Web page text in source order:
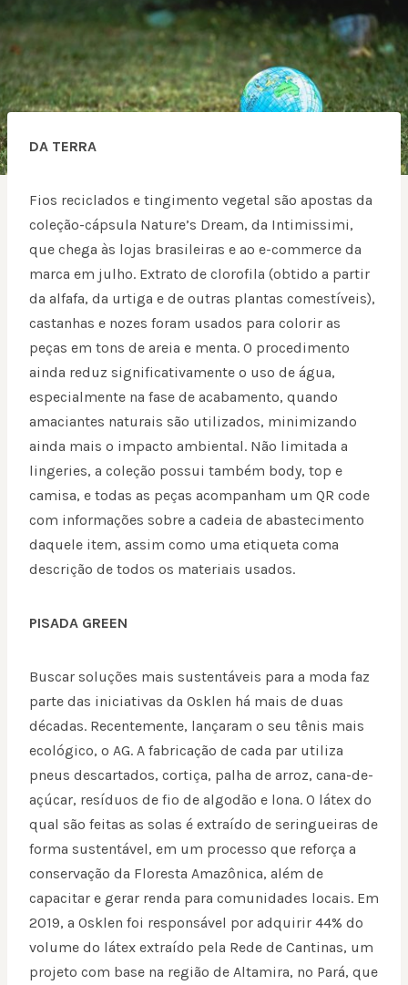
DA TERRA
Fios reciclados e tingimento vegetal são apostas da
coleção-cápsula Nature’s Dream, da Intimissimi,
que chega às lojas brasileiras e ao e-commerce da
marca em julho. Extrato de clorofila (obtido a partir
da alfafa, da urtiga e de outras plantas comestíveis),
castanhas e nozes foram usados para colorir as
peças em tons de areia e menta. O procedimento
ainda reduz significativamente o uso de água,
especialmente na fase de acabamento, quando
amaciantes naturais são utilizados, minimizando
ainda mais o impacto ambiental. Não limitada a
lingeries, a coleção possui também body, top e
camisa, e todas as peças acompanham um QR code
com informações sobre a cadeia de abastecimento
daquele item, assim como uma etiqueta coma
descrição de todos os materiais usados.
PISADA GREEN
Buscar soluções mais sustentáveis para a moda faz
parte das iniciativas da Osklen há mais de duas
décadas. Recentemente, lançaram o seu tênis mais
ecológico, o AG. A fabricação de cada par utiliza
pneus descartados, cortiça, palha de arroz, cana-de-
açúcar, resíduos de fio de algodão e lona. O látex do
qual são feitas as solas é extraído de seringueiras de
forma sustentável, em um processo que reforça a
conservação da Floresta Amazônica, além de
capacitar e gerar renda para comunidades locais. Em
2019, a Osklen foi responsável por adquirir 44% do
volume do látex extraído pela Rede de Cantinas, um
projeto com base na região de Altamira, no Pará, que